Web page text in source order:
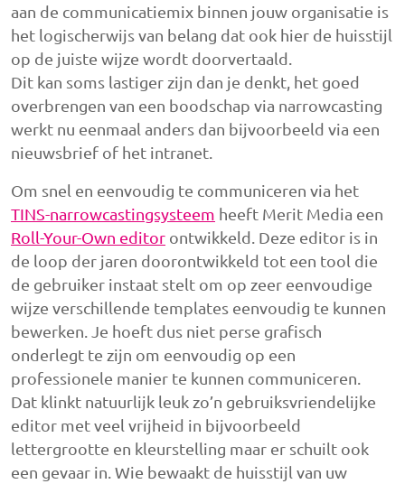
aan de communicatiemix binnen jouw organisatie is
het logischerwijs van belang dat ook hier de huisstijl
op de juiste wijze wordt doorvertaald.
Dit kan soms lastiger zijn dan je denkt, het goed
overbrengen van een boodschap via narrowcasting
werkt nu eenmaal anders dan bijvoorbeeld via een
nieuwsbrief of het intranet.
Om snel en eenvoudig te communiceren via het
TINS-narrowcastingsysteem heeft Merit Media een
Roll-Your-Own editor ontwikkeld. Deze editor is in
de loop der jaren doorontwikkeld tot een tool die
de gebruiker instaat stelt om op zeer eenvoudige
wijze verschillende templates eenvoudig te kunnen
bewerken. Je hoeft dus niet perse grafisch
onderlegt te zijn om eenvoudig op een
professionele manier te kunnen communiceren.
Dat klinkt natuurlijk leuk zo’n gebruiksvriendelijke
editor met veel vrijheid in bijvoorbeeld
lettergrootte en kleurstelling maar er schuilt ook
een gevaar in. Wie bewaakt de huisstijl van uw